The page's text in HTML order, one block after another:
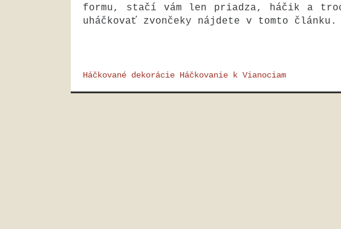
formu, stačí vám len priadza, háčik a
uháčkovať zvončeky nájdete v tomto článku.
Háčkované dekorácie Háčkovanie k Vianociam